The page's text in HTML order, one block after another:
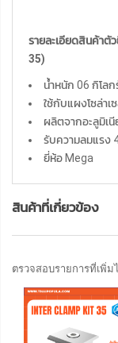
รายละเอียดสินค้าตั
35)
น้ำหนัก 06 กิโลก
ใช้กับแผงโซล่าเ
ผลิตจากอะลูมิเ
รับความลมแรง
ยี่ห้อ Mega
สินค้าที่เกี่ยวข้อง
ตรวจสอบรายการที่เพิ่ม